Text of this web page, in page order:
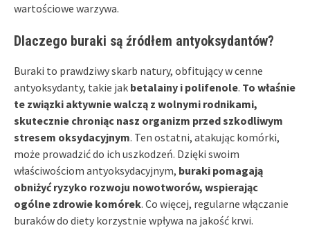
wartościowe warzywa.
Dlaczego buraki są źródłem antyoksydantów?
Buraki to prawdziwy skarb natury, obfitujący w cenne
antyoksydanty, takie jak betalainy i polifenole. To właśnie
te związki aktywnie walczą z wolnymi rodnikami,
skutecznie chroniąc nasz organizm przed szkodliwym
stresem oksydacyjnym. Ten ostatni, atakując komórki,
może prowadzić do ich uszkodzeń. Dzięki swoim
właściwościom antyoksydacyjnym, buraki pomagają
obniżyć ryzyko rozwoju nowotworów, wspierając
ogólne zdrowie komórek. Co więcej, regularne włączanie
buraków do diety korzystnie wpływa na jakość krwi.